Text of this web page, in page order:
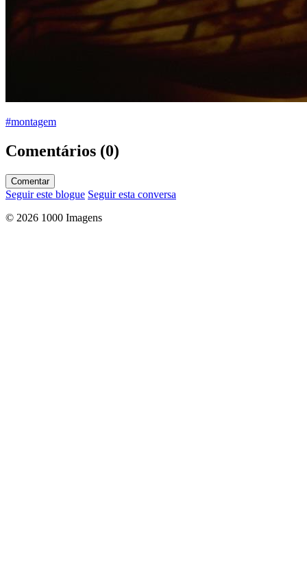
#montagem
Comentários (0)
Comentar
Seguir este blogue Seguir esta conversa
© 2026 1000 Imagens